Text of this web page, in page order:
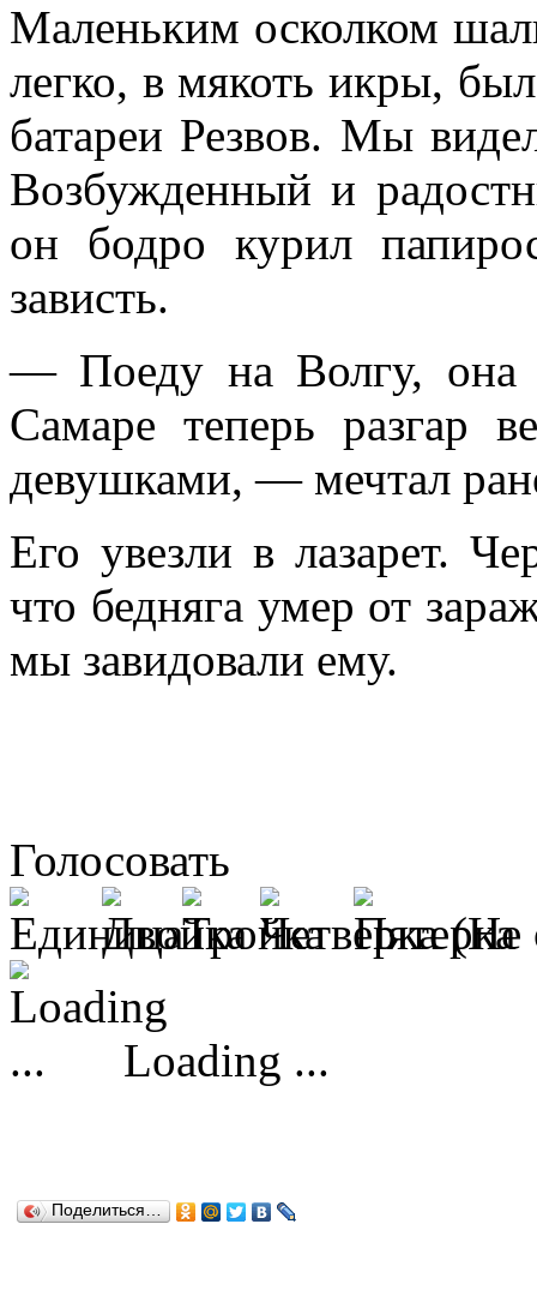
Маленьким осколком
легко, в мякоть икры,
батареи Резвов. Мы
Возбужден­ный и
он бодро курил
зависть.
— Поеду на Волгу, она
Самаре теперь разгар
девушками, — мечтал
Его увезли в лазарет.
что бедняга умер от
мы завидовали ему.
Голосовать
(Не
Loading ...
Поделиться…